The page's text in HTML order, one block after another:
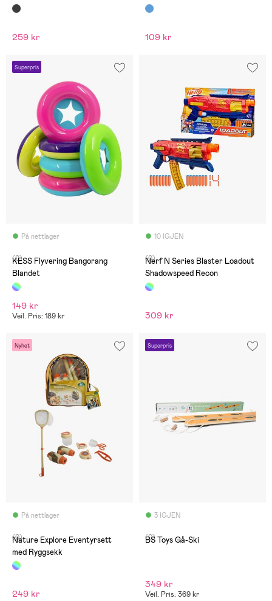
259 kr 109 kr
Superpris
På nettlager
(0)
KESS Flyvering Bangorang
Blandet
149 kr
Veil. Pris: 189 kr
10 IGJEN
(0)
Nerf N Series Blaster Loadout
Shadowspeed Recon
309 kr
Nyhet
På nettlager
(0)
Nature Explore Eventyrsett
med Ryggsekk
249 kr
Superpris
3 IGJEN
(0)
BS Toys Gå-Ski
349 kr
Veil. Pris: 369 kr